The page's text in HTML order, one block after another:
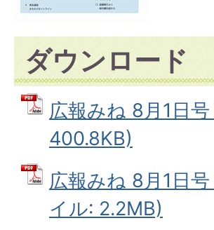
ダウンロード
広報みね 8月1日
400.8KB)
広報みね 8月1日
イル: 2.2MB)